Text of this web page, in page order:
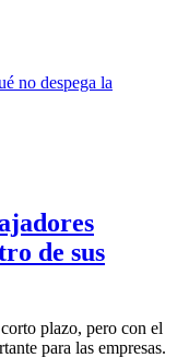
de sus
plazo, pero con el
para las empresas.